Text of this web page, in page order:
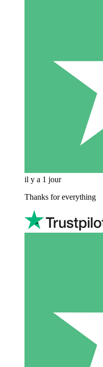
il y a 1 jour
Thanks for everything